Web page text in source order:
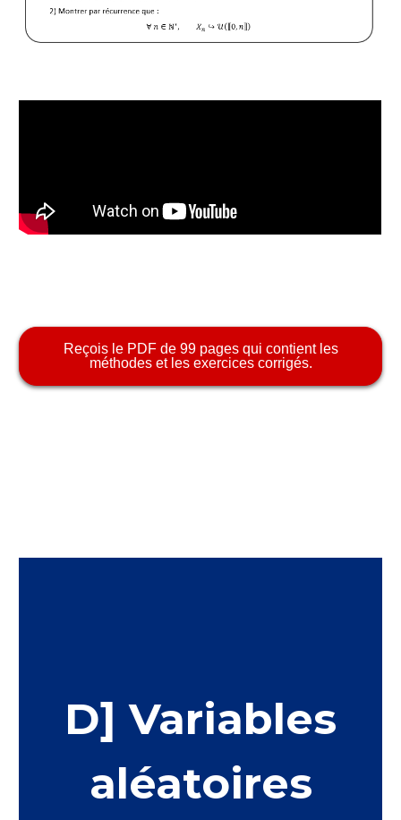
Reçois le PDF de 99 pages qui contient les
méthodes et les exercices corrigés.
D] Variables
aléatoires